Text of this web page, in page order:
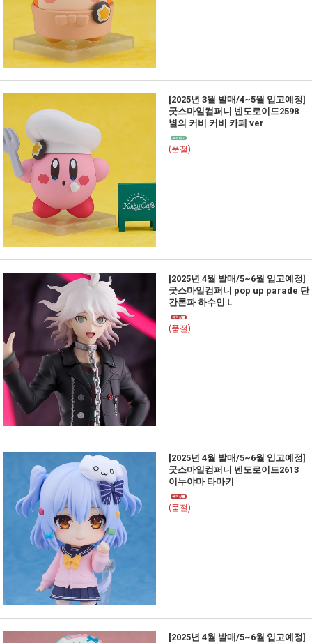
[2025년 3월 발매/4~5월 입고예정]
굿스마일컴퍼니 넨도로이드2598
별의 커비 커비 카페 ver
(품절)
[2025년 4월 발매/5~6월 입고예정]
굿스마일컴퍼니 pop up parade 단
간론파 하수인 L
(품절)
[2025년 4월 발매/5~6월 입고예정]
굿스마일컴퍼니 넨도로이드2613
이누야마 타마키
(품절)
[2025년 4월 발매/5~6월 입고예정]